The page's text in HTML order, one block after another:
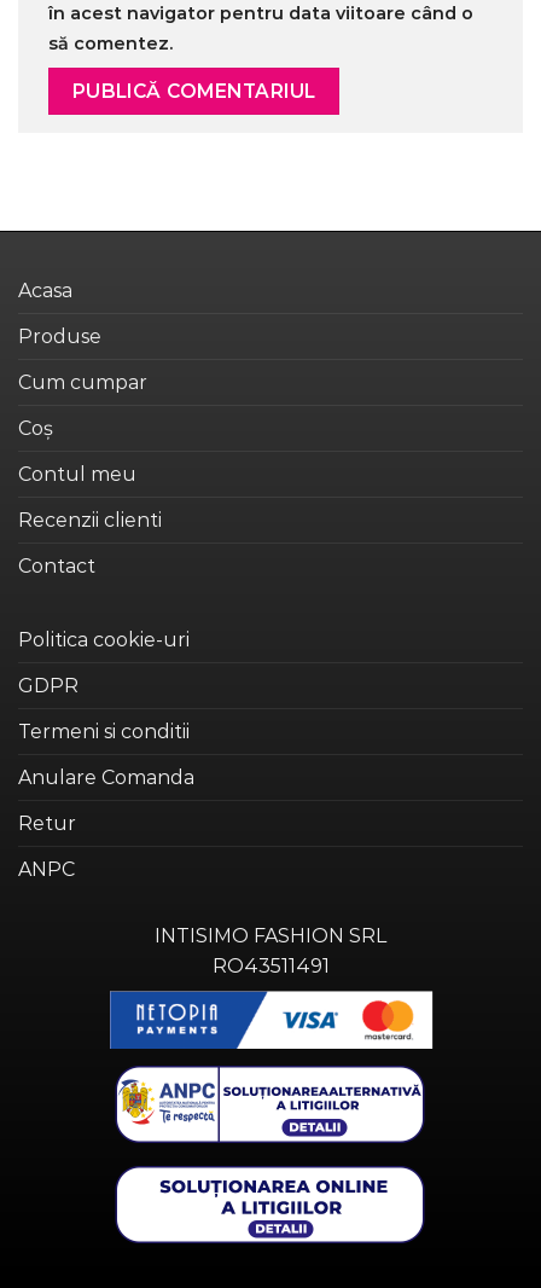
în acest navigator pentru data viitoare când o
să comentez.
Acasa
Produse
Cum cumpar
Coș
Contul meu
Recenzii clienti
Contact
Politica cookie-uri
GDPR
Termeni si conditii
Anulare Comanda
Retur
ANPC
INTISIMO FASHION SRL
RO43511491